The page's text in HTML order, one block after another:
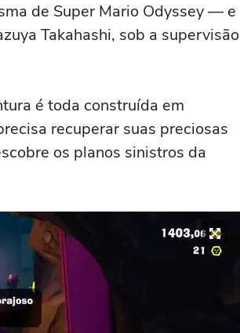
de Super Mario Odyssey — e
Takahashi, sob a supervisão
é toda construída em
recuperar suas preciosas
os planos sinistros da